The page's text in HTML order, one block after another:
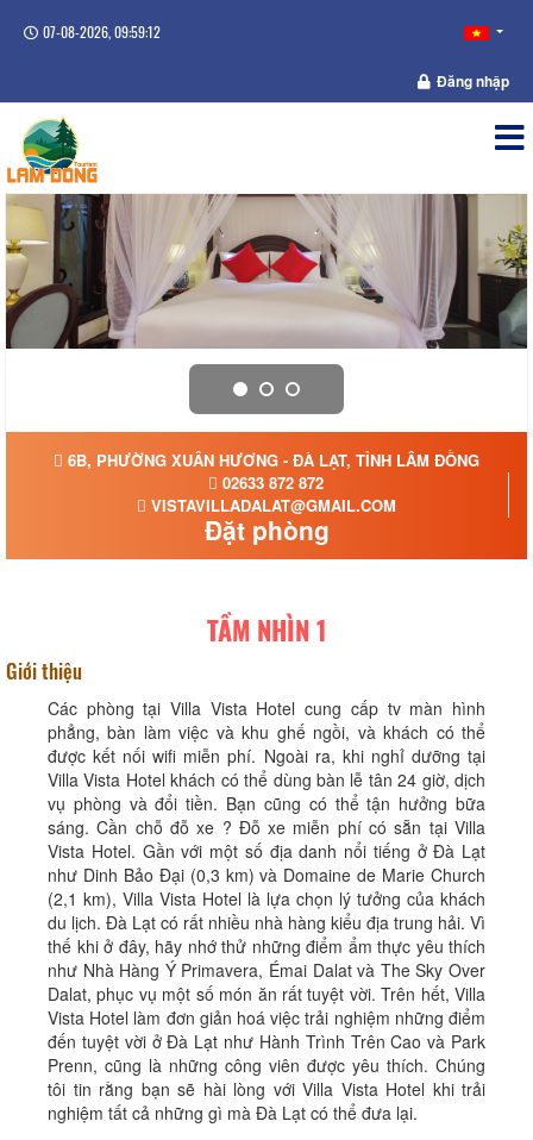
07-08-2026, 09:59:12
Đăng nhập
6B, PHƯỜNG XUÂN HƯƠNG - ĐÀ LẠT, TỈNH LÂM ĐỒNG
02633 872 872
VISTAVILLADALAT@GMAIL.COM
Đặt phòng
TẦM NHÌN 1
Giới thiệu
Các phòng tại Villa Vista Hotel cung cấp tv màn hình
phẳng, bàn làm việc và khu ghế ngồi, và khách có thể
được kết nối wifi miễn phí. Ngoài ra, khi nghỉ dưỡng tại
Villa Vista Hotel khách có thể dùng bàn lễ tân 24 giờ, dịch
vụ phòng và đổi tiền. Bạn cũng có thể tận hưởng bữa
sáng. Cần chỗ đỗ xe ? Đỗ xe miễn phí có sẵn tại Villa
Vista Hotel. Gần với một số địa danh nổi tiếng ở Đà Lạt
như Dinh Bảo Đại (0,3 km) và Domaine de Marie Church
(2,1 km), Villa Vista Hotel là lựa chọn lý tưởng của khách
du lịch. Đà Lạt có rất nhiều nhà hàng kiểu địa trung hải. Vì
thế khi ở đây, hãy nhớ thử những điểm ẩm thực yêu thích
như Nhà Hàng Ý Primavera, Émai Dalat và The Sky Over
Dalat, phục vụ một số món ăn rất tuyệt vời. Trên hết, Villa
Vista Hotel làm đơn giản hoá việc trải nghiệm những điểm
đến tuyệt vời ở Đà Lạt như Hành Trình Trên Cao và Park
Prenn, cũng là những công viên được yêu thích. Chúng
tôi tin rằng bạn sẽ hài lòng với Villa Vista Hotel khi trải
nghiệm tất cả những gì mà Đà Lạt có thể đưa lại.